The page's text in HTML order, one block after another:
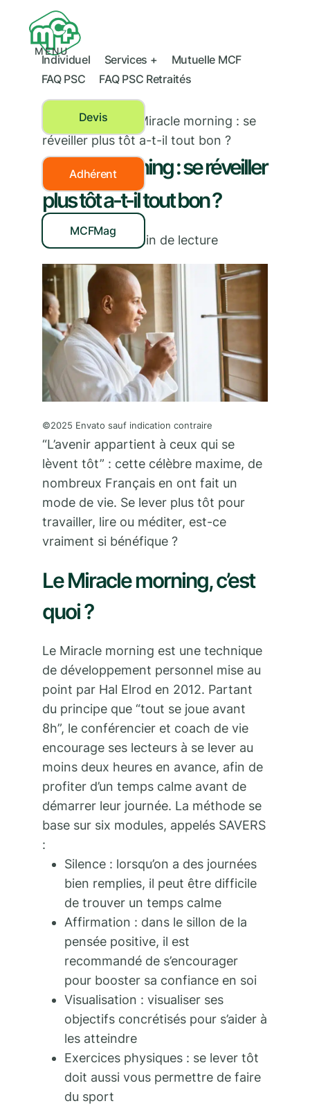
MENU
Individuel Services +
Mutuelle MCF
FAQ PSC
FAQ PSC Retraités
Devis
Adhérent
MCFMag
Santé mentale
Miracle morning : se
réveiller plus tôt a-t-il tout bon ?
Miracle morning : se réveiller
plus tôt a-t-il tout bon ?
01/03/2022 min de lecture
©2025 Envato sauf indication contraire
“L’avenir appartient à ceux qui se
lèvent tôt” : cette célèbre maxime, de
nombreux Français en ont fait un
mode de vie. Se lever plus tôt pour
travailler, lire ou méditer, est-ce
vraiment si bénéfique ?
Le Miracle morning, c’est
quoi ?
Le Miracle morning est une technique
de développement personnel mise au
point par Hal Elrod en 2012. Partant
du principe que “tout se joue avant
8h”, le conférencier et coach de vie
encourage ses lecteurs à se lever au
moins deux heures en avance, afin de
profiter d’un temps calme avant de
démarrer leur journée. La méthode se
base sur six modules, appelés SAVERS
:
Silence : lorsqu’on a des journées
bien remplies, il peut être difficile
de trouver un temps calme
Affirmation : dans le sillon de la
pensée positive, il est
recommandé de s’encourager
pour booster sa confiance en soi
Visualisation : visualiser ses
objectifs concrétisés pour s’aider à
les atteindre
Exercices physiques : se lever tôt
doit aussi vous permettre de faire
du sport